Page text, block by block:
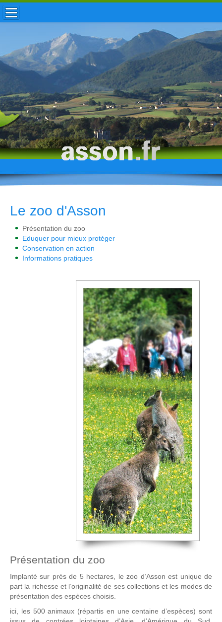
ACCUEIL / INFOS
MUNICIPALITÉ
VIE LOCALE
ENFANCE
TOURISME
HISTOIRE
Le zoo d'Asson
Présentation du zoo
Eduquer pour mieux protéger
Conservation en action
Informations pratiques
Présentation du zoo
Implanté sur prés de 5 hectares, le zoo d’Asson est unique de
part la richesse et l’originalité de ses collections et les modes de
présentation des espèces choisis.
ici, les 500 animaux (répartis en une centaine d’espèces) sont